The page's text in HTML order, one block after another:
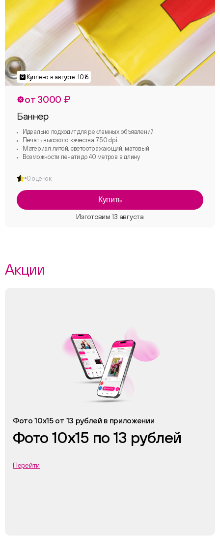
от 3000 ₽
Баннер
Идеально подходит для рекламных объявлений
Печать высокого качества 750 dpi
Материал литой, светоотражающий, матовый
Возможности печати до 40 метров в длину
0 оценок
Купить
Акции
Фото 10х15 от 13 рублей в приложении
Фото 10х15 по 13 рублей
Перейти